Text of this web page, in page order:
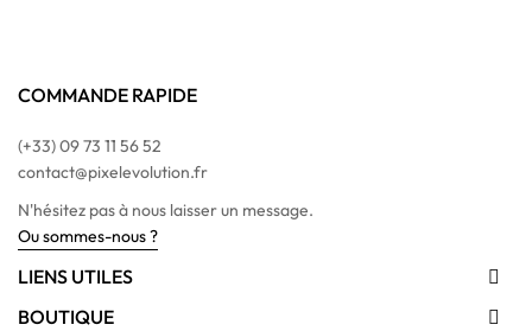
COMMANDE RAPIDE
(+33) 09 73 11 56 52
contact@pixelevolution.fr
N'hésitez pas à nous laisser un message.
Ou sommes-nous ?
LIENS UTILES 
BOUTIQUE 